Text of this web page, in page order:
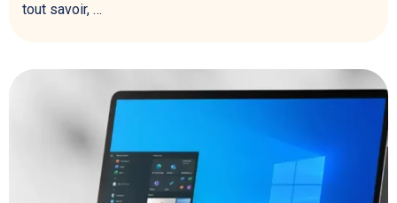
tout savoir, …